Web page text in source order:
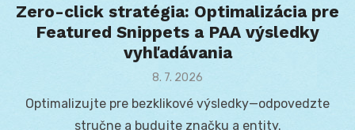
Zero-click stratégia: Optimalizácia pre
Featured Snippets a PAA výsledky
vyhľadávania
Posted
8. 7. 2026
Optimalizujte pre bezklikové výsledky—odpovedzte
stručne a budujte značku a entity.